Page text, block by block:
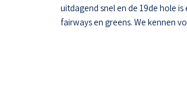
uitdagend snel en de 19de hole
fairways en greens. We kennen